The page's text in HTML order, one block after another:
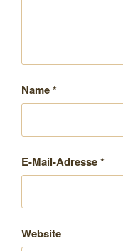
Name*
E-Mail-Adresse*
Website